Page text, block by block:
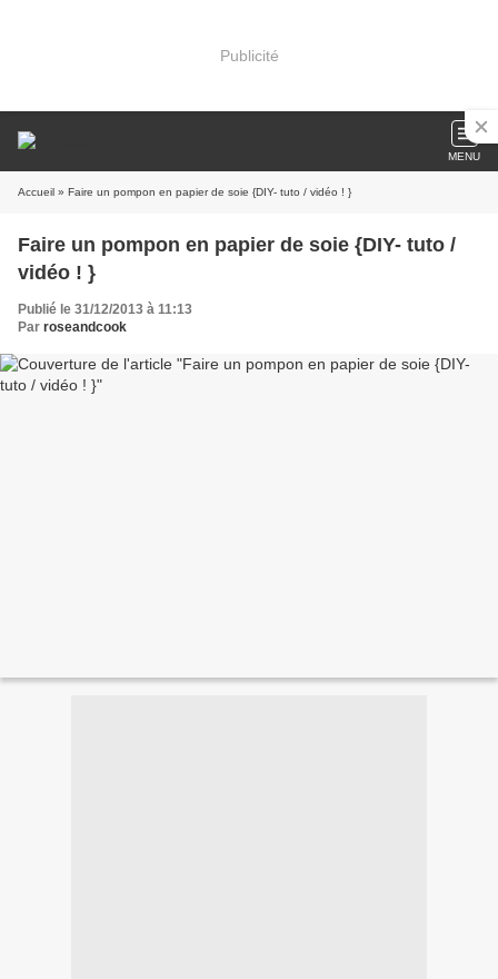
Publicité
MENU
Accueil » Faire un pompon en papier de soie {DIY- tuto / vidéo ! }
Faire un pompon en papier de soie {DIY- tuto /
vidéo ! }
Publié le 31/12/2013 à 11:13
Par roseandcook